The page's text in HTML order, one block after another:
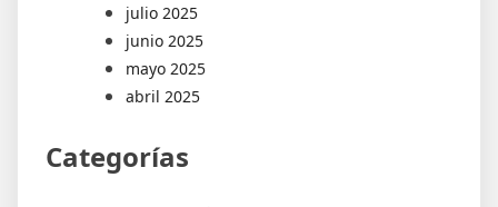
julio 2025
junio 2025
mayo 2025
abril 2025
Categorías